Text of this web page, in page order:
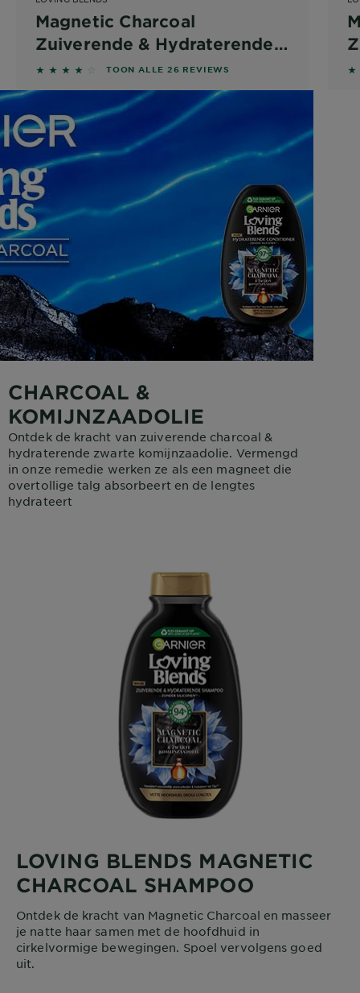
Magnetic Charcoal
Zuiverende & Hydraterende
Shampoo
3.7308 out of 5 stars based on reviews
TOON ALLE 26 REVIEWS
CHARCOAL &
KOMIJNZAADOLIE
Ontdek de kracht van zuiverende charcoal &
hydraterende zwarte komijnzaadolie. Vermengd
in onze remedie werken ze als een magneet die
overtollige talg absorbeert en de lengtes
hydrateert
LOVING BLENDS MAGNETIC
CHARCOAL SHAMPOO
Ontdek de kracht van Magnetic Charcoal en masseer
je natte haar samen met de hoofdhuid in
cirkelvormige bewegingen. Spoel vervolgens goed
uit.